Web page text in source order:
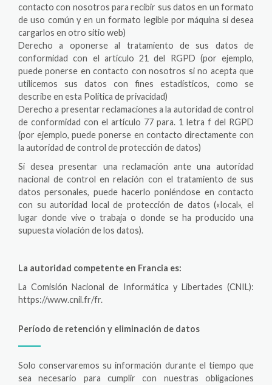
contacto con nosotros para recibir sus datos en un formato
de uso común y en un formato legible por máquina si desea
cargarlos en otro sitio web)
Derecho a oponerse al tratamiento de sus datos de
conformidad con el artículo 21 del RGPD (por ejemplo,
puede ponerse en contacto con nosotros si no acepta que
utilicemos sus datos con fines estadísticos, como se
describe en esta Política de privacidad)
Derecho a presentar reclamaciones a la autoridad de control
de conformidad con el artículo 77 para. 1 letra f del RGPD
(por ejemplo, puede ponerse en contacto directamente con
la autoridad de control de protección de datos)
Si desea presentar una reclamación ante una autoridad
nacional de control en relación con el tratamiento de sus
datos personales, puede hacerlo poniéndose en contacto
con su autoridad local de protección de datos («local», el
lugar donde vive o trabaja o donde se ha producido una
supuesta violación de los datos).
La autoridad competente en Francia es:
La Comisión Nacional de Informática y Libertades (CNIL):
https://www.cnil.fr/fr.
Período de retención y eliminación de datos
Solo conservaremos su información durante el tiempo que
sea necesario para cumplir con nuestras obligaciones